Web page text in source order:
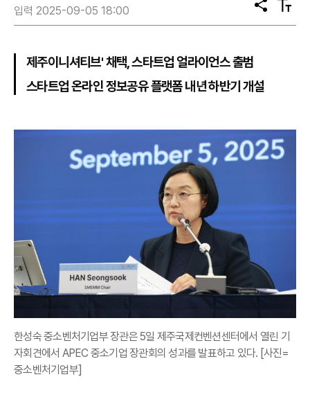
입력 2025-09-05 18:00
공
유
텍
스
제주이니셔티브' 채택, 스타트업 얼라이언스 출범
스타트업 온라인 정보공유 플랫폼 내년 하반기 개설
한성숙 중소벤처기업부 장관은 5일 제주국제컨벤션센터에서 열린 기
자회견에서 APEC 중소기업 장관회의 성과를 발표하고 있다. [사진=
중소벤처기업부]